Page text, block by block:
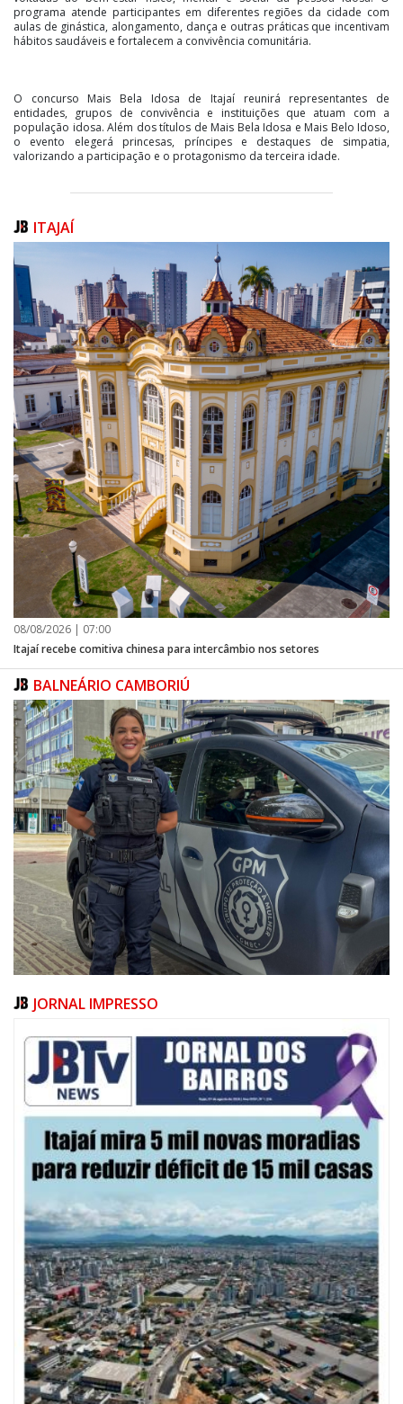
programa atende participantes em diferentes regiões da cidade com
aulas de ginástica, alongamento, dança e outras práticas que incentivam
hábitos saudáveis e fortalecem a convivência comunitária.
O concurso Mais Bela Idosa de Itajaí reunirá representantes de
entidades, grupos de convivência e instituições que atuam com a
população idosa. Além dos títulos de Mais Bela Idosa e Mais Belo Idoso,
o evento elegerá princesas, príncipes e destaques de simpatia,
valorizando a participação e o protagonismo da terceira idade.
ITAJAÍ
08/08/2026 | 07:00
Itajaí recebe comitiva chinesa para intercâmbio nos setores
BALNEÁRIO CAMBORIÚ
08/08/2026 | 07:00
20 anos da Lei Maria da Penha: mais de 400 mulheres vítimas de violência
doméstica são acompanhadas pela Guarda Municipal
BALNEÁRIO CAMBORIÚ
JORNAL IMPRESSO